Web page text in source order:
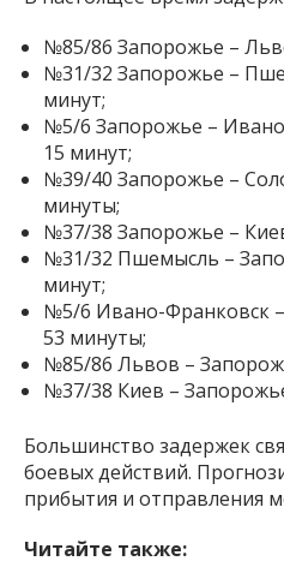
№85/86 Запорожье –
№31/32 Запорожье –
минут;
№5/6 Запорожье –
15 минут;
№39/40 Запорожье –
минуты;
№37/38 Запорожье –
№31/32 Пшемысль –
минут;
№5/6 Ивано-Франковск
53 минуты;
№85/86 Львов –
№37/38 Киев –
Большинство задержек
боевых действий.
прибытия и отправления
Читайте также: